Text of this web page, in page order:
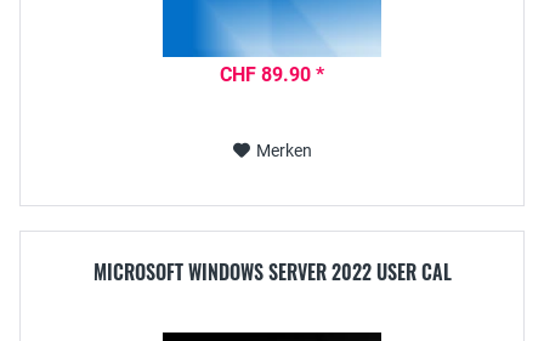
CHF 89.90 *
Merken
MICROSOFT WINDOWS SERVER 2022 USER CAL